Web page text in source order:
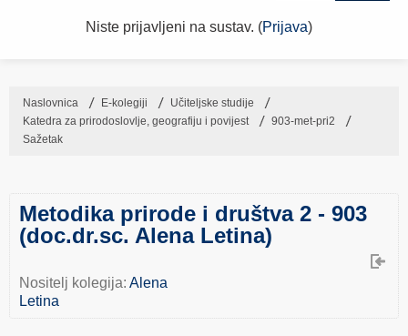
Niste prijavljeni na sustav. (Prijava)
Naslovnica → E-kolegiji → Učiteljske studije
→
Katedra za prirodoslovlje, geografiju i povijest
→ 903-met-pri2
→
Sažetak
Metodika prirode i društva 2 - 903
(doc.dr.sc. Alena Letina)
Nositelj kolegija: Alena
Letina